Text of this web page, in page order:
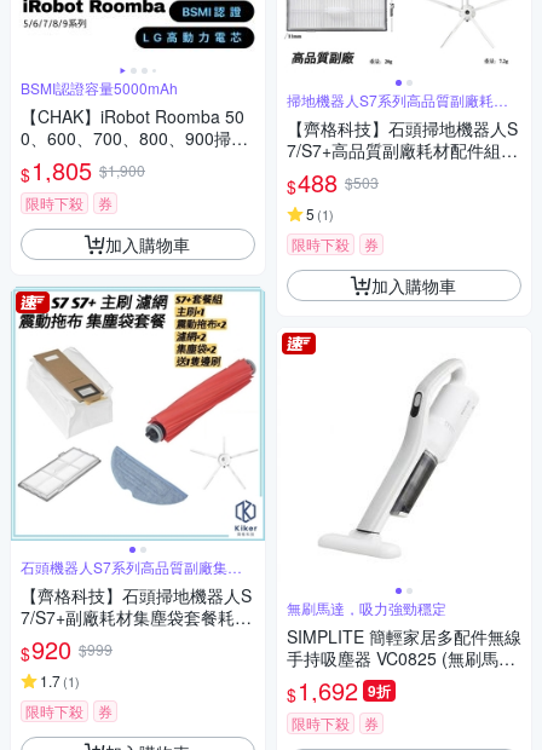
BSMI認證容量5000mAh
【CHAK】iRobot Roomba 50
0、600、700、800、900掃地
機副廠鋰電池(超高容量5000m
Ah)
$1,805 $1,900
限時下殺
券
加入購物車
石頭機器人S7系列高品質副廠集塵
袋耗材組
【齊格科技】石頭掃地機器人S
7/S7+副廠耗材集塵袋套餐耗材
配件組(1個主刷+2個集塵袋+2
片拖布+2個濾網+送1隻邊刷)
$920 $999
1.7(1)
限時下殺 券
掃地機器人S7系列高品質副廠耗材
配件組
【齊格科技】石頭掃地機器人S
7/S7+高品質副廠耗材配件組(2
片拖布+2個濾網+送1隻邊刷)
$488 $503
5 (1)
限時下殺 券
加入購物車
無刷馬達，吸力強勁穩定
SIMPLITE 簡輕家居多配件無線
手持吸塵器 VC0825 (無刷馬達
雙重過濾 輕量機身 多種刷頭 T
ype-C充電)
$1,692 9折
限時下殺 券